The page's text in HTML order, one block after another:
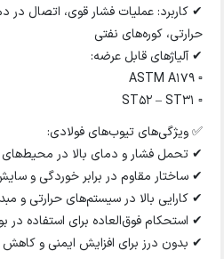
✔ کاربرد: عملیات فشار قوی، اتصال در
حرارتی، کوره‌های نفتی
✔ آلیاژهای قابل عرضه:
▫ ASTM A179
▫ ST52 – ST31
✅ ویژگی‌های تیوب‌های فولادی:
✔ تحمل فشار و دمای بالا در
✔ ساختار مقاوم در برابر خوردگی و
✔ کارایی بالا در سیستم‌های حرارتی و
✔ استحکام فوق‌العاده برای استفاده در
✔ بدون درز برای افزایش ایمنی و